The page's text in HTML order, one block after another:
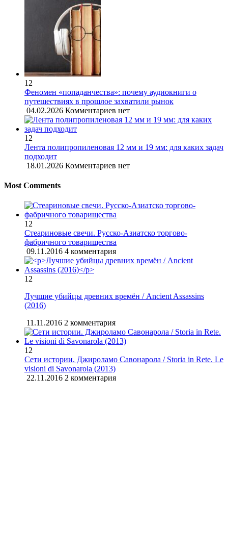
12
Феномен «попаданчества»: почему аудиокниги о
путешествиях в прошлое захватили рынок
04.02.2026 Комментариев нет
12
Лента полипропиленовая 12 мм и 19 мм: для каких задач
подходит
18.01.2026 Комментариев нет
Most Comments
12
Стеариновые свечи. Русско-Азиатско торгово-
фабричного товарищества
09.11.2016 4 комментария
12
Лучшие убийцы древних времён / Ancient Assassins
(2016)
11.11.2016 2 комментария
12
Сети истории. Джироламо Савонарола / Storia in Rete. Le
visioni di Savonarola (2013)
22.11.2016 2 комментария